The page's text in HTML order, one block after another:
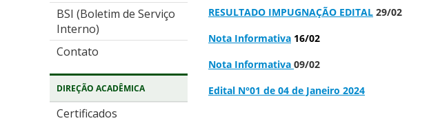
BSI (Boletim de Serviço
Interno)
Contato
DIREÇÃO ACADÊMICA
Certificados
RESULTADO IMPUGNAÇÃO EDITAL 29/02
Nota Informativa 16/02
Nota Informativa 09/02
Edital N°01 de 04 de Janeiro 2024